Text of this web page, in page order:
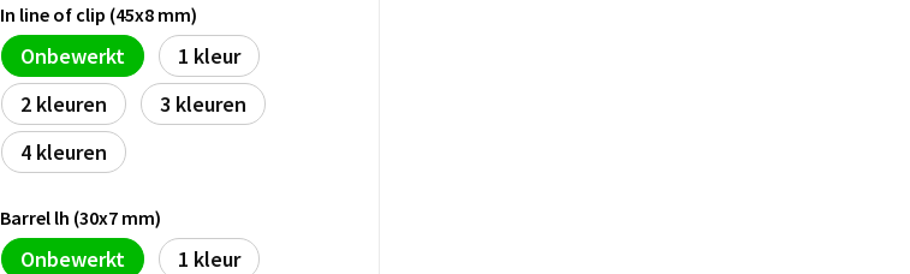
In line of clip (45x8 mm)
Onbewerkt
1
2
3
4
Barrel lh (30x7 mm)
Onbewerkt
1